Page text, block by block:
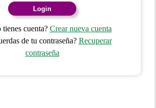
Login
cuenta? Crear nueva cuenta
de tu contraseña? Recuperar
contraseña